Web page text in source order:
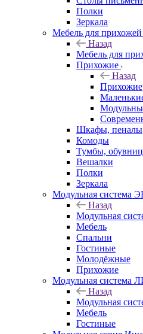
Полки
Зеркала
Мебель для прихожей
Назад
Мебель для
Прихожие
Назад
Прихожие
Шкафы, пеналы
Комоды
Тумбы,
Вешалки
Полки
Зеркала
Модульная система
Назад
Модульная
Мебель
Спальни
Гостиные
Молодёжные
Прихожие
Модульная система
Назад
Модульная
Мебель
Гостиные